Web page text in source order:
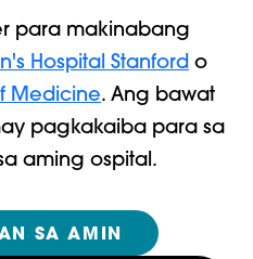
para makinabang
Hospital Stanford o
Medicine. Ang bawat
pagkakaiba para sa
aming ospital.
SA AMIN